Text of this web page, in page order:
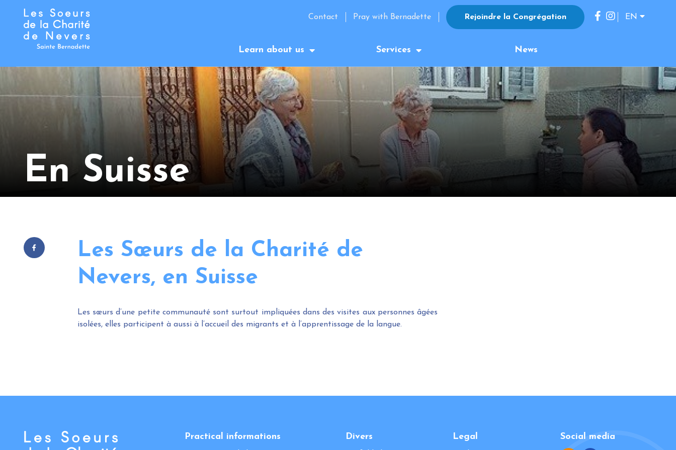
Contact Pray with Bernadette Rejoindre la Congrégation EN
IT
KO
DE
Learn about us Services News
En Suisse
Les Sœurs de la Charité de
Nevers, en Suisse
Les sœurs d’une petite communauté sont surtout impliquées dans des visites aux personnes âgées
isolées, elles participent à aussi à l’accueil des migrants et à l’apprentissage de la langue.
Practical informations Divers Legal Social media